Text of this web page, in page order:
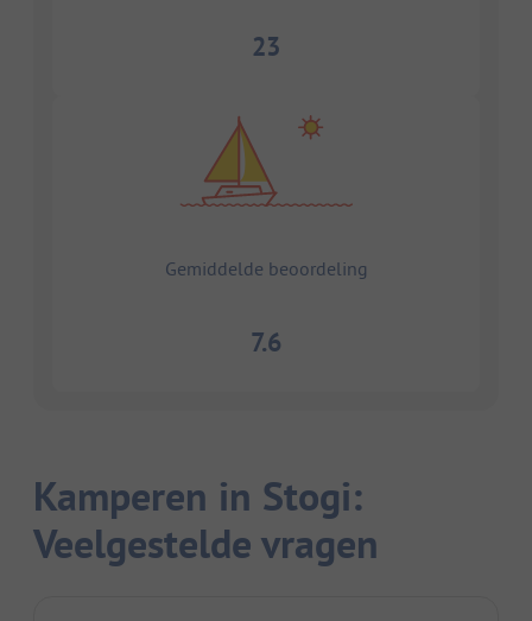
23
Gemiddelde beoordeling
7.6
Kamperen in Stogi:
Veelgestelde vragen